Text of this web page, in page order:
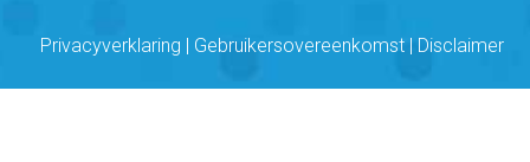
Privacyverklaring Gebruikersovereenkomst Disclaimer